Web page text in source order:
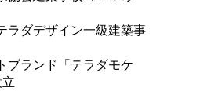
ラダデザイン一級建築事
ブランド「テラダモケ